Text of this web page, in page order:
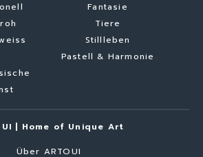
Fantasie
Tiere
Stillleben
Pastell & Harmonie
| Home of Unique Art
Über ARTOUI